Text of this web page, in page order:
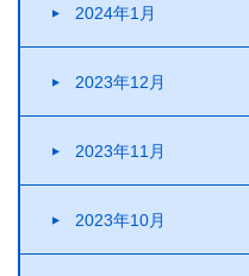
2024年1月
2023年12月
2023年11月
2023年10月